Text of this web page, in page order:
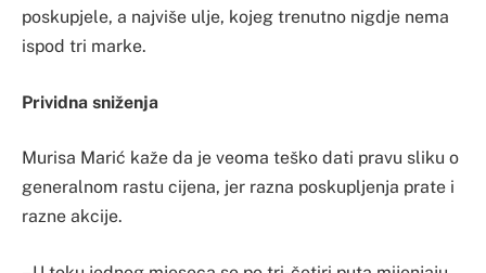
poskupjele, a najviše ulje, kojeg trenutno nigdje nema
ispod tri marke.
Prividna sniženja
Murisa Marić kaže da je veoma teško dati pravu sliku o
generalnom rastu cijena, jer razna poskupljenja prate i
razne akcije.